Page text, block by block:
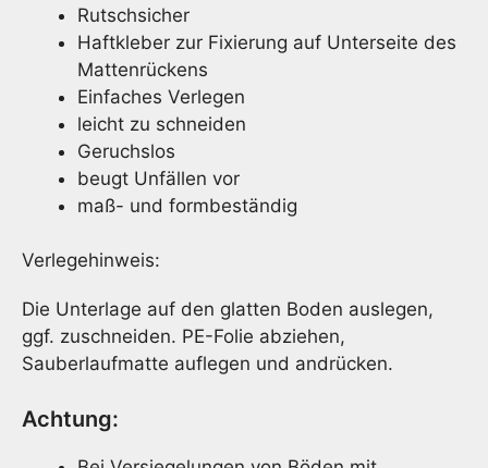
Rutschsicher
Haftkleber zur Fixierung auf Unterseite des
Mattenrückens
Einfaches Verlegen
leicht zu schneiden
Geruchslos
beugt Unfällen vor
maß- und formbeständig
Verlegehinweis:
Die Unterlage auf den glatten Boden auslegen,
ggf. zuschneiden. PE-Folie abziehen,
Sauberlaufmatte auflegen und andrücken.
Achtung: